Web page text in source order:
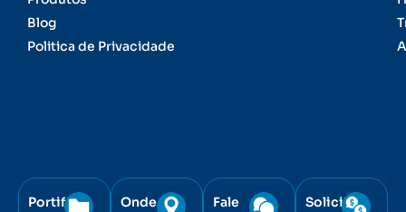
Blog
Politica de Privacidade
Portifólio
Onde
Fale
Solicite